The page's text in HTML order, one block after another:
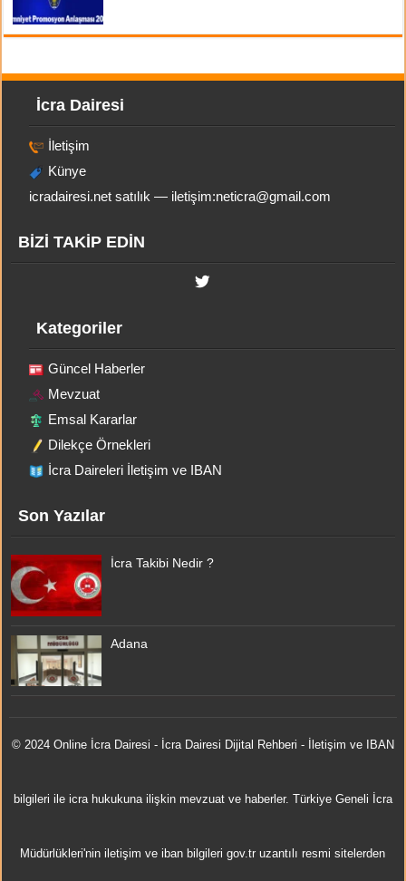
İcra Dairesi
İletişim
Künye
icradairesi.net satılık — iletişim:neticra@gmail.com
BİZİ TAKİP EDİN
Kategoriler
Güncel Haberler
Mevzuat
Emsal Kararlar
Dilekçe Örnekleri
İcra Daireleri İletişim ve IBAN
Son Yazılar
İcra Takibi Nedir ?
Adana
© 2024 Online İcra Dairesi - İcra Dairesi Dijital Rehberi - İletişim ve IBAN
bilgileri ile icra hukukuna ilişkin mevzuat ve haberler. Türkiye Geneli İcra
Müdürlükleri'nin iletişim ve iban bilgileri gov.tr uzantılı resmi sitelerden